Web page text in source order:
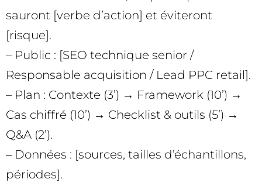
sauront [verbe d’action] et éviteront
[risque].
– Public : [SEO technique senior /
Responsable acquisition / Lead PPC retail].
– Plan : Contexte (3’) → Framework (10’) →
Cas chiffré (10’) → Checklist & outils (5’) →
Q&A (2’).
– Données : [sources, tailles d’échantillons,
périodes].